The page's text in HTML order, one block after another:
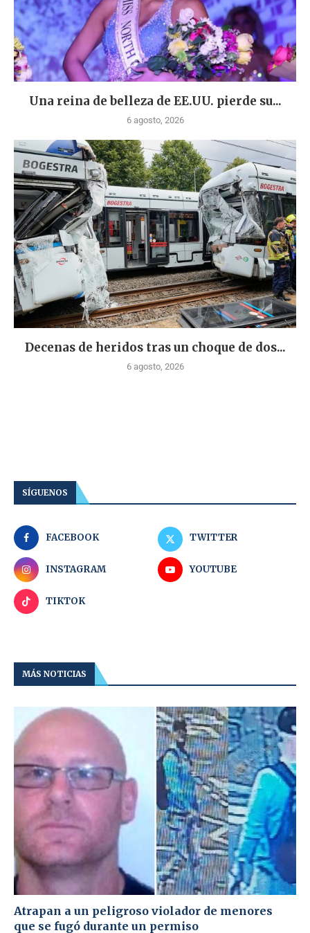
Una reina de belleza de EE.UU. pierde su...
6 agosto, 2026
Decenas de heridos tras un choque de dos...
6 agosto, 2026
SÍGUENOS
FACEBOOK TWITTER
INSTAGRAM YOUTUBE
TIKTOK
MÁS NOTICIAS
Atrapan a un peligroso violador de menores
que se fugó durante un permiso